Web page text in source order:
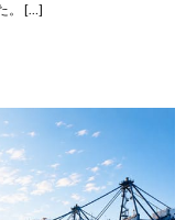
。 […]